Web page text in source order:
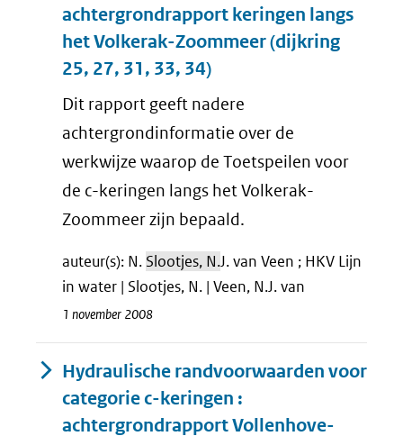
achtergrondrapport keringen langs
het Volkerak-Zoommeer (dijkring
25, 27, 31, 33, 34)
Dit rapport geeft nadere
achtergrondinformatie over de
werkwijze waarop de Toetspeilen voor
de c-keringen langs het Volkerak-
Zoommeer zijn bepaald.
auteur(s): N. Slootjes, N.J. van Veen ; HKV Lijn
in water | Slootjes, N. | Veen, N.J. van
1 november 2008
Hydraulische randvoorwaarden voor
categorie c-keringen :
achtergrondrapport Vollenhove-